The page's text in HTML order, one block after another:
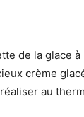
de la glace à
crème
au